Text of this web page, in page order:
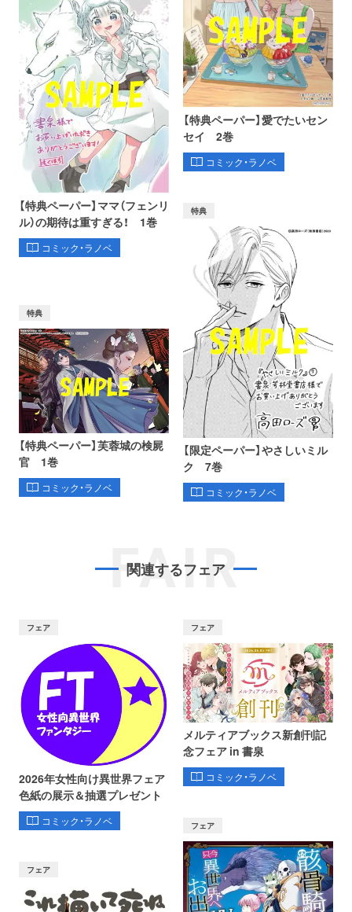
【特典ペーパー】ママ（フェンリ
ル）の期待は重すぎる！ 1巻
コミック・ラノベ
【特典ペーパー】愛でたいセン
セイ 2巻
コミック・ラノベ
特典
【特典ペーパー】芙蓉城の検屍
官 1巻
コミック・ラノベ
特典
【限定ペーパー】やさしいミル
ク 7巻
コミック・ラノベ
FAIR
関連するフェア
フェア
2026年女性向け異世界フェア
色紙の展示＆抽選プレゼント
コミック・ラノベ
フェア
メルティアブックス新創刊記
念フェア in 書泉
コミック・ラノベ
フェア
フェア